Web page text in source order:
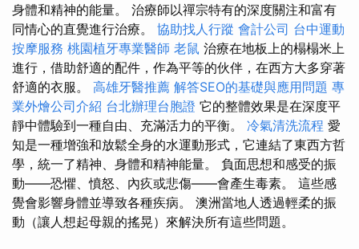
身體和精神的能量。 治療師以禪宗特有的深度關注和富有
同情心的直覺進行治療。 協助找人行蹤 會計公司 台中運動
按摩服務 桃園植牙專業醫師 老鼠 治療在地板上的榻榻米上
進行，借助舒適的配件，作為平等的伙伴，在西方大多穿著
舒適的衣服。 高雄牙醫推薦 解答SEO的基礎與應用問題 專
業外燴公司介紹 台北辦理台胞證 它的整體效果是在深度平
靜中體驗到一種自由、充滿活力的平衡。 冷氣清洗流程 愛
知是一種增強和放鬆全身的水運動形式，它連結了東西方哲
學，統一了精神、身體和精神能量。 負面思想和感受的振
動——恐懼、憤怒、內疚或悲傷——會產生毒素。 這些感
覺會影響身體並導致各種疾病。 澳洲當地人透過輕柔的振
動（讓人想起母親的搖晃）來解決所有這些問題。